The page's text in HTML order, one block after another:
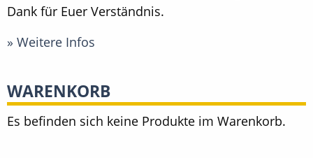
Dank für Euer Verständnis.
» Weitere Infos
WARENKORB
Es befinden sich keine Produkte im Warenkorb.